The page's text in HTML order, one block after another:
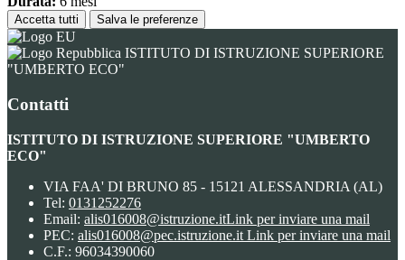
Accetta tutti Salva le preferenze
ISTITUTO DI ISTRUZIONE SUPERIORE
"UMBERTO ECO"
Contatti
ISTITUTO DI ISTRUZIONE SUPERIORE "UMBERTO
ECO"
VIA FAA' DI BRUNO 85 - 15121 ALESSANDRIA (AL)
Tel: 0131252276
Email: alis016008@istruzione.itLink per inviare una mail
PEC: alis016008@pec.istruzione.it Link per inviare una mail
C.F.: 96034390060